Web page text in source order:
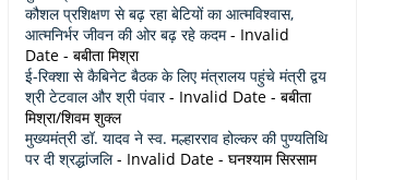
कौशल प्रशिक्षण से बढ़ रहा बेटियों का आत्मविश्वास,
आत्मनिर्भर जीवन की ओर बढ़ रहे कदम- Invalid
Date - बबीता मिश्रा
ई-रिक्शा से कैबिनेट बैठक के लिए मंत्रालय पहुंचे मंत्री द्वय
श्री टेटवाल और श्री पंवार- Invalid Date - बबीता
मिश्रा/शिवम शुक्ल
मुख्यमंत्री डॉ. यादव ने स्व. मल्हारराव होल्कर की पुण्यतिथि
पर दी श्रद्धांजलि- Invalid Date - घनश्याम सिरसाम